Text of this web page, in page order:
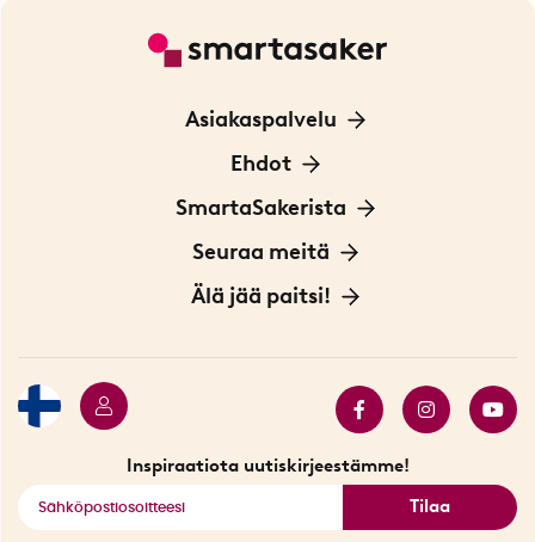
Asiakaspalvelu
Ota yhteyttä
Ehdot
Tietoa evästeistä
Yksityisyydensuoja
Sopimusehdot
SmartaSakerista
Meistä
Myymälä Tukholmassa
Seuraa meitä
Innovaattoriblogi
Älä jää paitsi!
Inspiraatiota uutiskirjeestämme!
Tilaa